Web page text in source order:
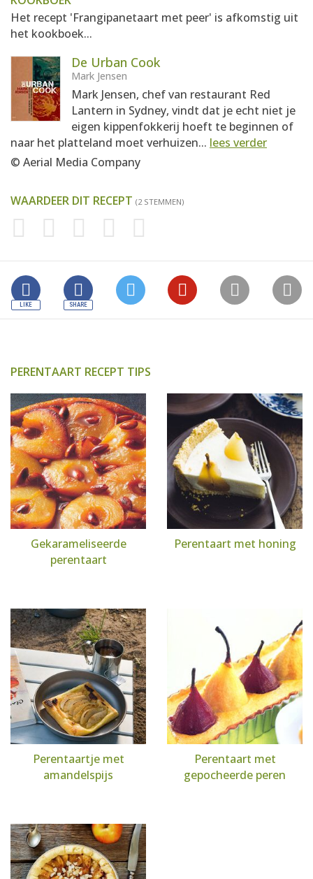
Het recept 'Frangipanetaart met peer' is afkomstig uit
het kookboek...
De Urban Cook
Mark Jensen
Mark Jensen, chef van restaurant Red
Lantern in Sydney, vindt dat je echt niet je
eigen kippenfokkerij hoeft te beginnen of
naar het platteland moet verhuizen... lees verder
© Aerial Media Company
WAARDEER DIT RECEPT (2 STEMMEN)
PERENTAART RECEPT TIPS
Gekarameliseerde
perentaart
Perentaart met honing
Perentaartje met
amandelspijs
Perentaart met
gepocheerde peren